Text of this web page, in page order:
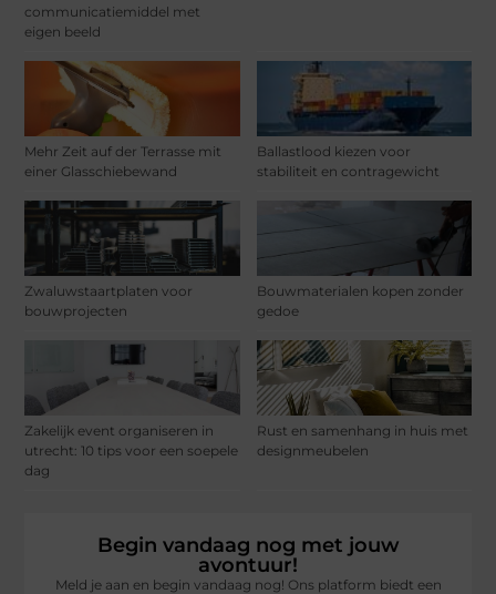
communicatiemiddel met
eigen beeld
Mehr Zeit auf der Terrasse mit
einer Glasschiebewand
Ballastlood kiezen voor
stabiliteit en contragewicht
Zwaluwstaartplaten voor
bouwprojecten
Bouwmaterialen kopen zonder
gedoe
Zakelijk event organiseren in
utrecht: 10 tips voor een soepele
dag
Rust en samenhang in huis met
designmeubelen
Begin vandaag nog met jouw
avontuur!
Meld je aan en begin vandaag nog! Ons platform biedt een